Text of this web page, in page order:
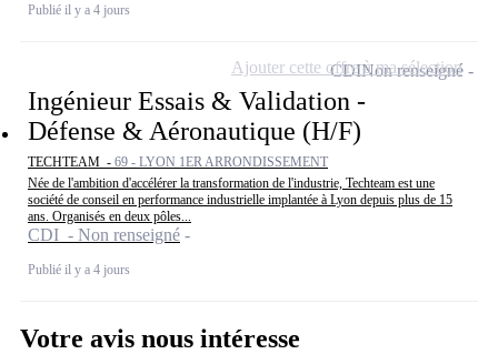
Publié il y a 4 jours
Ingénieur Essais & Validation -
Défense & Aéronautique (H/F)
TECHTEAM - 69 - LYON 1ER ARRONDISSEMENT
Née de l'ambition d'accélérer la transformation de l'industrie, Techteam est une
société de conseil en performance industrielle implantée à Lyon depuis plus de 15
ans. Organisés en deux pôles...
CDI - Non renseigné
Publié il y a 4 jours
CDINon renseigné
Ajouter cette offre à ma sélection
Votre avis nous intéresse